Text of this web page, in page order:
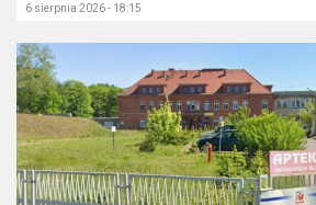
6 sierpnia 2026 - 18:15